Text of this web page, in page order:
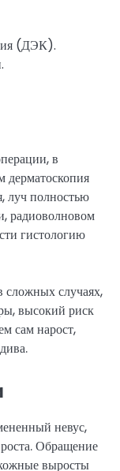
(ДЭК).
в
дерматоскопия
луч полностью
радиоволновом
гистологию
сложных случаях,
высокий риск
сам нарост,
невус,
Обращение
выросты